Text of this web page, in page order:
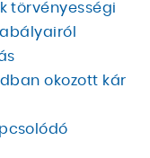
törvényességi
okozott kár